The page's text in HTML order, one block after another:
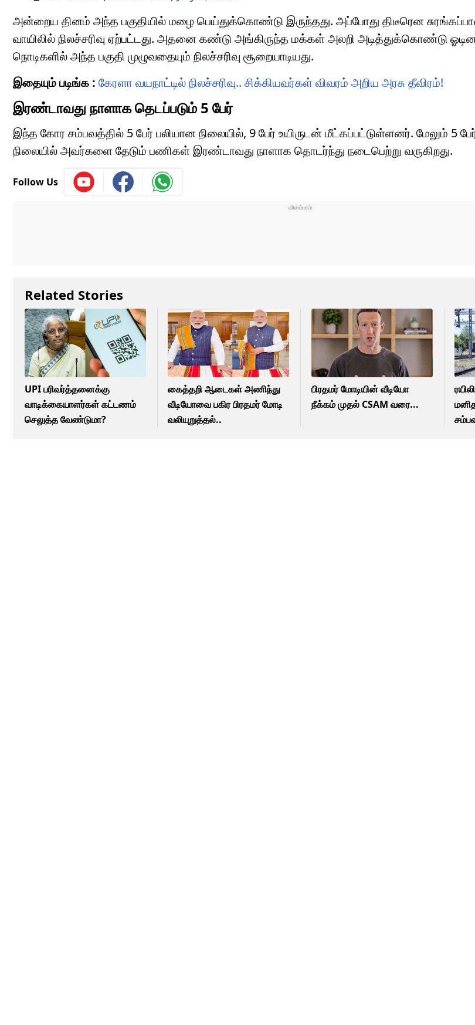
அன்றைய தினம் அந்த பகுதியில் மழை பெய்துக்கொண்டு இருந்தது. அப்போது திடீரென
வாயிலில் நிலச்சரிவு ஏற்பட்டது. அதனை கண்டு அங்கிருந்த மக்கள் அலறி அடித்துக்கொண்டு
நொடிகளில் அந்த பகுதி முழுவதையும் நிலச்சரிவு சூறையாடியது.
இதையும் படிங்க : கேரளா வயநாட்டில் நிலச்சரிவு.. சிக்கியவர்கள் விவரம் அறிய அரசு தீவிரம்!
இரண்டாவது நாளாக தெடப்படும் 5 பேர்
இந்த கோர சம்பவத்தில் 5 பேர் பலியான நிலையில், 9 பேர் உயிருடன் மீட்கப்பட்டுள்ளனர். மேலும் 5
நிலையில் அவர்களை தேடும் பணிகள் இரண்டாவது நாளாக தொடர்ந்து நடைபெற்று வருகிறது.
Follow Us
Related Stories
UPI பரிவர்த்தனைக்கு
வாடிக்கையாளர்கள் கட்டணம்
செலுத்த வேண்டுமா?
கைத்தறி ஆடைகள் அணிந்து
வீடியோவை பகிர பிரதமர் மோடி
வலியுறுத்தல்..
பிரதமர் மோடியின் வீடியோ
நீக்கம் முதல் CSAM வரை...